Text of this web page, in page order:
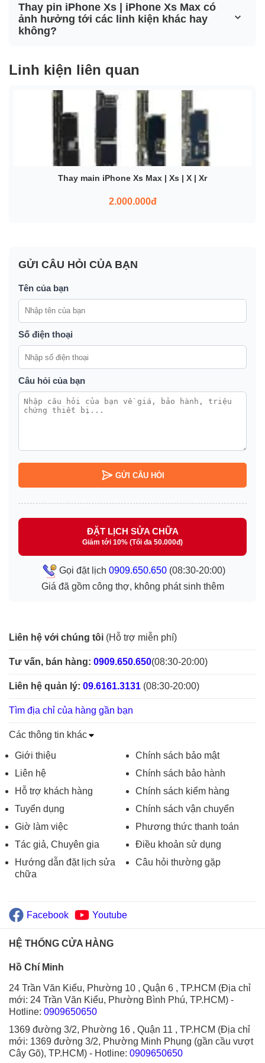
Thay pin iPhone Xs | iPhone Xs Max có
ảnh hưởng tới các linh kiện khác hay
không?
Linh kiện liên quan
Thay main iPhone Xs Max | Xs | X | Xr
2.000.000đ
GỬI CÂU HỎI CỦA BẠN
Tên của bạn
Số điện thoại
Câu hỏi của bạn
GỬI CÂU HỎI
ĐẶT LỊCH SỬA CHỮA
Giảm tới 10% (Tối đa 50.000đ)
Gọi đặt lịch 0909.650.650(08:30-20:00)
Giá đã gồm công thợ, không phát sinh thêm
Liên hệ với chúng tôi (Hỗ trợ miễn phí)
Tư vấn, bán hàng: 0909.650.650(08:30-20:00)
Liên hệ quản lý: 09.6161.3131 (08:30-20:00)
Tìm địa chỉ của hàng gần bạn
Các thông tin khác
Giới thiệu
Liên hệ
Hỗ trợ khách hàng
Tuyển dụng
Giờ làm việc
Tác giả, Chuyên gia
Hướng dẫn đặt lịch sửa
chữa
Chính sách bảo mật
Chính sách bảo hành
Chính sách kiểm hàng
Chính sách vận chuyển
Phương thức thanh toán
Điều khoản sử dụng
Câu hỏi thường gặp
Facebook Youtube
HỆ THỐNG CỬA HÀNG
Hồ Chí Minh
24 Trần Văn Kiểu, Phường 10 , Quận 6 , TP.HCM (Địa chỉ
mới: 24 Trần Văn Kiểu, Phường Bình Phú, TP.HCM) -
Hotline: 0909650650
1369 đường 3/2, Phường 16 , Quận 11 , TP.HCM (Địa chỉ
mới: 1369 đường 3/2, Phường Minh Phụng (gần cầu vượt
Cây Gõ), TP.HCM) - Hotline: 0909650650